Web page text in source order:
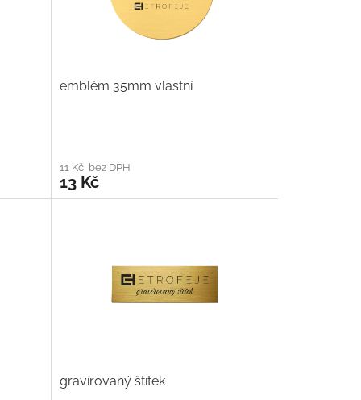
emblém 35mm vlastní
11 Kč bez DPH
13 Kč
gravírovaný štítek